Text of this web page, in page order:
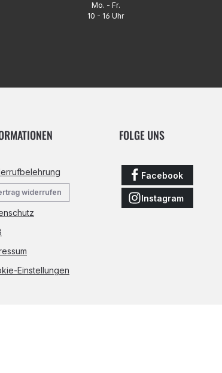
Mo. - Fr.
10 - 16 Uhr
widerrufen
Einstellungen
FOLGE UNS
Facebook
Instagram